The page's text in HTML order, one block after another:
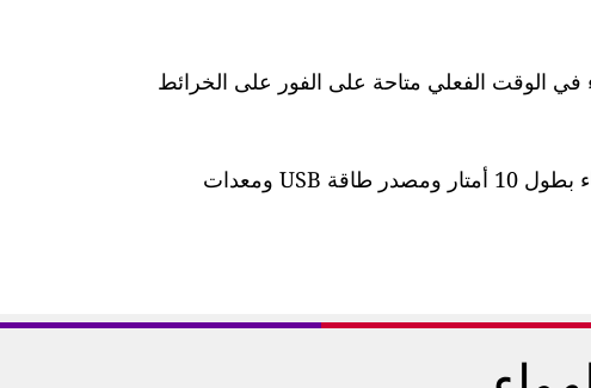
في الوقت الفعلي متاحة على الفور على الخرائط
تأتي المحطة مزودة بكابل طاقة مقاوم للماء بطول 10 أمتار ومصدر طاقة USB ومعدات